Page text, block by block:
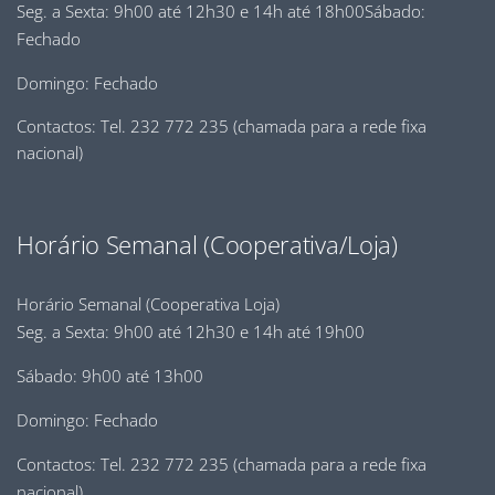
Seg. a Sexta: 9h00 até 12h30 e 14h até 18h00Sábado:
Fechado
Domingo: Fechado
Contactos: Tel. 232 772 235 (chamada para a rede fixa
nacional)
Horário Semanal (Cooperativa/Loja)
Horário Semanal (Cooperativa Loja)
Seg. a Sexta: 9h00 até 12h30 e 14h até 19h00
Sábado: 9h00 até 13h00
Domingo: Fechado
Contactos: Tel. 232 772 235 (chamada para a rede fixa